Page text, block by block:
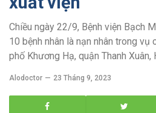
Chiều ngày 22/9, Bệnh viện Bạch
10 bệnh nhân là nạn nhân trong
phố Khương Hạ, quận Thanh Xuân,
Alodoctor 23 Tháng 9, 2023